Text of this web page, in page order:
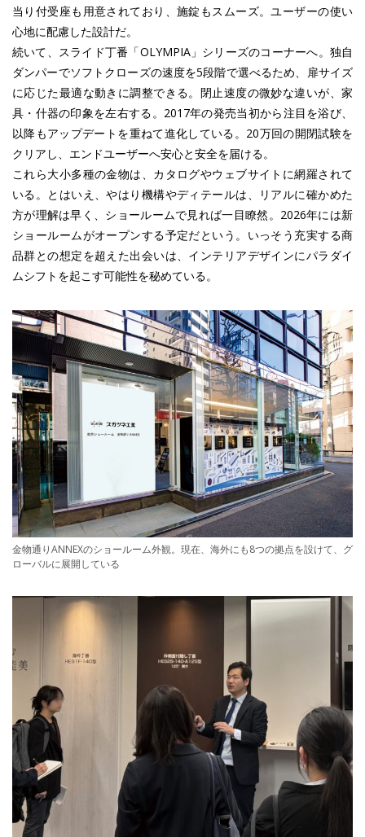
当り付受座も用意されており、施錠もスムーズ。ユーザーの使い
心地に配慮した設計だ。
続いて、スライド丁番「OLYMPIA」シリーズのコーナーへ。独自
ダンパーでソフトクローズの速度を5段階で選べるため、扉サイズ
に応じた最適な動きに調整できる。閉止速度の微妙な違いが、家
具・什器の印象を左右する。2017年の発売当初から注目を浴び、
以降もアップデートを重ねて進化している。20万回の開閉試験を
クリアし、エンドユーザーへ安心と安全を届ける。
これら大小多種の金物は、カタログやウェブサイトに網羅されて
いる。とはいえ、やはり機構やディテールは、リアルに確かめた
方が理解は早く、ショールームで見れば一目瞭然。2026年には新
ショールームがオープンする予定だという。いっそう充実する商
品群との想定を超えた出会いは、インテリアデザインにパラダイ
ムシフトを起こす可能性を秘めている。
金物通りANNEXのショールーム外観。現在、海外にも8つの拠点を設けて、グ
ローバルに展開している